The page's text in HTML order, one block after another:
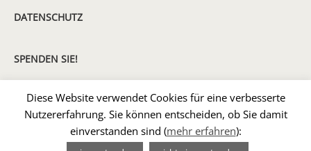
DATENSCHUTZ
SPENDEN SIE!
MITGLIED WERDEN
2026 Hebammen für Deutschland e.V. |Impressum
Diese Website verwendet Cookies für eine verbesserte
Nutzererfahrung. Sie können entscheiden, ob Sie damit
einverstanden sind (mehr erfahren):